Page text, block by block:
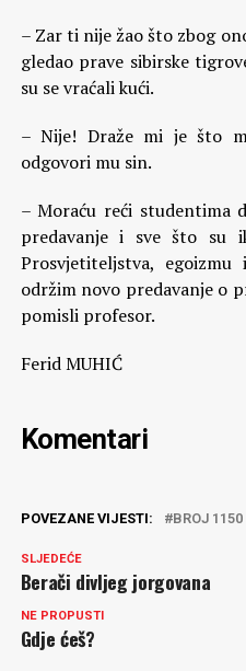
– Zar ti nije žao što zbog
gledao prave sibirske
su se vraćali kući.
– Nije! Draže mi je što
odgovori mu sin.
– Moraću reći studentima
predavanje i sve što su
Prosvjetiteljstva,
održim novo predavanje o
pomisli profesor.
Ferid MUHIĆ
Komentari
POVEZANE VIJESTI: BROJ 1150
SLJEDEĆE
Berači divljeg jorgovana
NE PROPUSTI
Gdje ćeš?